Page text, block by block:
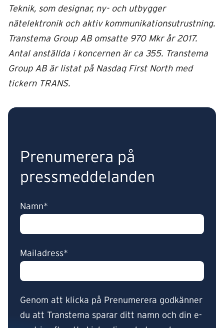
Teknik, som designar, ny- och utbygger
nätelektronik och aktiv kommunikationsutrustning.
Transtema Group AB omsatte 970 Mkr år 2017.
Antal anställda i koncernen är ca 355. Transtema
Group AB är listat på Nasdaq First North med
tickern TRANS.
Prenumerera på
pressmeddelanden
Namn*
Mailadress*
Genom att klicka på Prenumerera godkänner
du att Transtema sparar ditt namn och din e-